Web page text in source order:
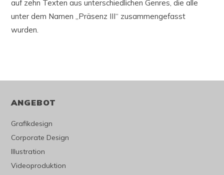
auf zehn Texten aus unterschiedlichen Genres, die alle
unter dem Namen „Präsenz III“ zusammengefasst
wurden.
ANGEBOT
Grafikdesign
Corporate Design
Illustration
Videoproduktion